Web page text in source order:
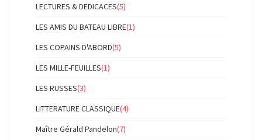
LECTURES & DEDICACES(5)
LES AMIS DU BATEAU LIBRE(1)
LES COPAINS D'ABORD(5)
LES MILLE-FEUILLES(1)
LES RUSSES(3)
LITTERATURE CLASSIQUE(4)
Maître Gérald Pandelon(7)